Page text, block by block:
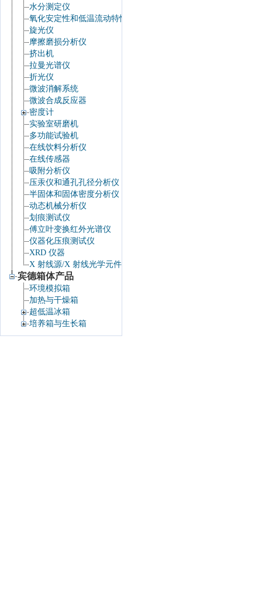
水分测定仪
氧化安定性和低温流动特性
旋光仪
摩擦磨损分析仪
挤出机
拉曼光谱仪
折光仪
微波消解系统
微波合成反应器
密度计
实验室研磨机
多功能试验机
在线饮料分析仪
在线传感器
吸附分析仪
压汞仪和通孔孔径分析仪
半固体和固体密度分析仪
动态机械分析仪
划痕测试仪
傅立叶变换红外光谱仪
仪器化压痕测试仪
XRD 仪器
X 射线源/X 射线光学元件
宾德箱体产品
环境模拟箱
加热与干燥箱
超低温冰箱
培养箱与生长箱